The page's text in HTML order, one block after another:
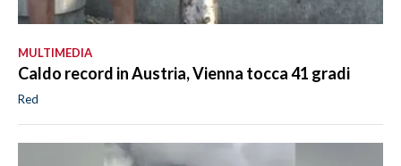
MULTIMEDIA
Caldo record in Austria, Vienna tocca 41 gradi
Red